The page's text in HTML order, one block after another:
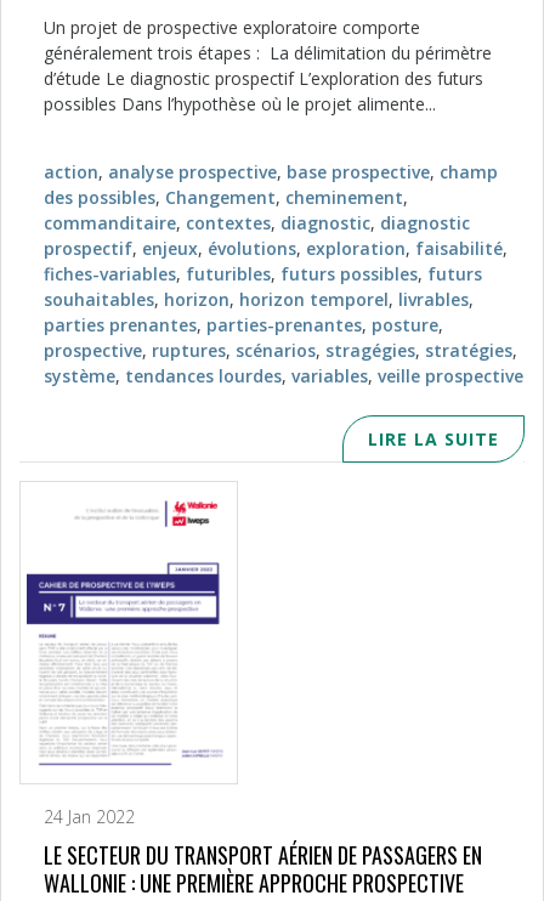
Un projet de prospective exploratoire comporte
généralement trois étapes : La délimitation du périmètre
d’étude Le diagnostic prospectif L’exploration des futurs
possibles Dans l’hypothèse où le projet alimente...
action, analyse prospective, base prospective, champ
des possibles, Changement, cheminement,
commanditaire, contextes, diagnostic, diagnostic
prospectif, enjeux, évolutions, exploration, faisabilité,
fiches-variables, futuribles, futurs possibles, futurs
souhaitables, horizon, horizon temporel, livrables,
parties prenantes, parties-prenantes, posture,
prospective, ruptures, scénarios, stragégies, stratégies,
système, tendances lourdes, variables, veille prospective
LIRE LA SUITE
24 Jan 2022
LE SECTEUR DU TRANSPORT AÉRIEN DE PASSAGERS EN
WALLONIE : UNE PREMIÈRE APPROCHE PROSPECTIVE